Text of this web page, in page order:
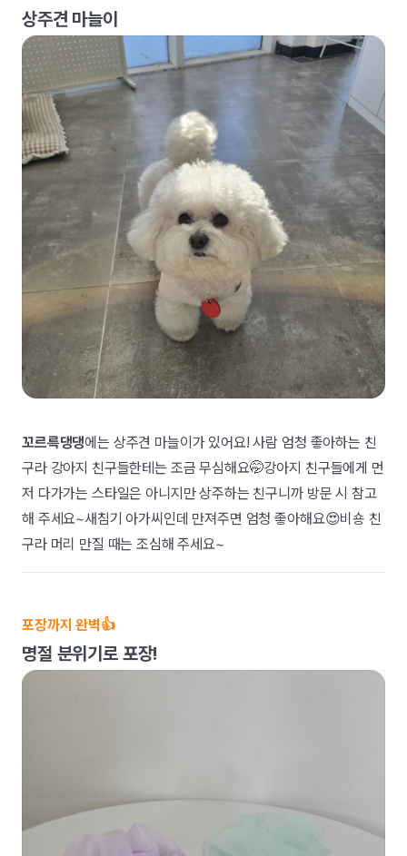
상주견 마늘이
꼬르륵댕댕에는 상주견 마늘이가 있어요! 사람 엄청 좋아하는 친
구라 강아지 친구들한테는 조금 무심해요🤭강아지 친구들에게 먼
저 다가가는 스타일은 아니지만 상주하는 친구니까 방문 시 참고
해 주세요~새침기 아가씨인데 만져주면 엄청 좋아해요😍비숑 친
구라 머리 만질 때는 조심해 주세요~
포장까지 완벽👍
명절 분위기로 포장!